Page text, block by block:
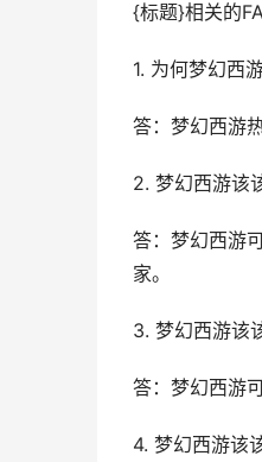
{标题}相关的
1. 为何梦幻西
答：梦幻西游
2. 梦幻西游该
答：梦幻西游
家。
3. 梦幻西游该
答：梦幻西游
4. 梦幻西游该